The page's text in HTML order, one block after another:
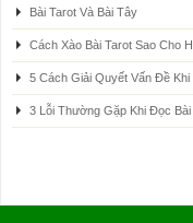
Bài Tarot Và Bài Tây
Cách Xào Bài Tarot Sao Cho
5 Cách Giải Quyết Vấn Đề
3 Lỗi Thường Gặp Khi Đọc